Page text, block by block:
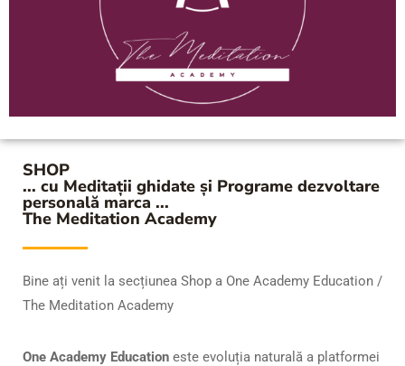
SHOP
... cu Meditații ghidate și Programe dezvoltare
personală marca ...
The Meditation Academy
Bine ați venit la secțiunea Shop a One Academy Education /
The Meditation Academy
One Academy Education este evoluția naturală a platformei